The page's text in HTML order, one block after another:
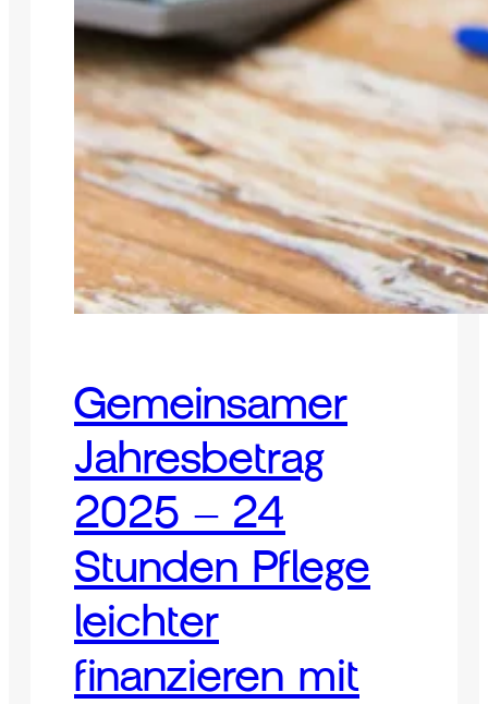
Gemeinsamer
Jahresbetrag
2025 – 24
Stunden Pflege
leichter
finanzieren mit